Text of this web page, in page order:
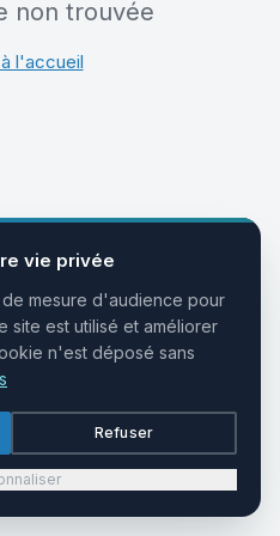
non trouvée
l'accueil
vie privée
mesure d'audience pour
site est utilisé et améliorer
n'est déposé sans
Refuser